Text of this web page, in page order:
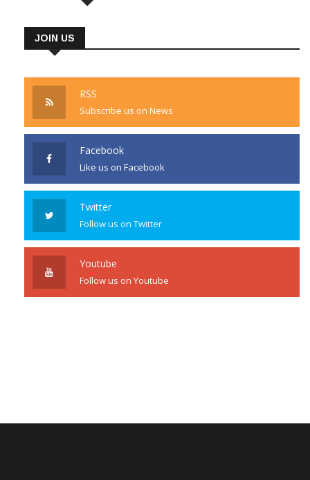
JOIN US
RSS
Subscribe us on News
Facebook
Like us on Facebook
Twitter
Follow us on Twitter
Youtube
Follow us on Youtube